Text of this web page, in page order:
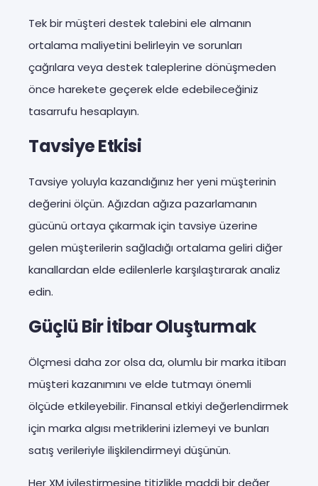
Tek bir müşteri destek talebini ele almanın
ortalama maliyetini belirleyin ve sorunları
çağrılara veya destek taleplerine dönüşmeden
önce harekete geçerek elde edebileceğiniz
tasarrufu hesaplayın.
Tavsiye Etkisi
Tavsiye yoluyla kazandığınız her yeni müşterinin
değerini ölçün. Ağızdan ağıza pazarlamanın
gücünü ortaya çıkarmak için tavsiye üzerine
gelen müşterilerin sağladığı ortalama geliri diğer
kanallardan elde edilenlerle karşılaştırarak analiz
edin.
Güçlü Bir İtibar Oluşturmak
Ölçmesi daha zor olsa da, olumlu bir marka itibarı
müşteri kazanımını ve elde tutmayı önemli
ölçüde etkileyebilir. Finansal etkiyi değerlendirmek
için marka algısı metriklerini izlemeyi ve bunları
satış verileriyle ilişkilendirmeyi düşünün.
Her XM iyileştirmesine titizlikle maddi bir değer